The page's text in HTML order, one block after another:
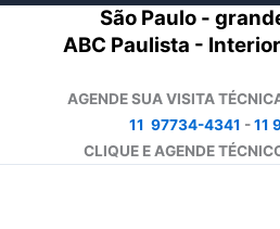
São Paulo -
ABC Paulista -
AGENDE SUA VISITA
11 97734-4341 -11
CLIQUE E AGENDE